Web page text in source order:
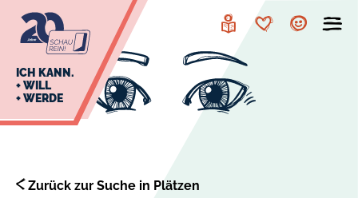
Navigation
Inhalt
Leichte
MerkzettelAccount
ICH KANN.
+ WILL
+ WERDE
Zurück zur Suche in Plätzen